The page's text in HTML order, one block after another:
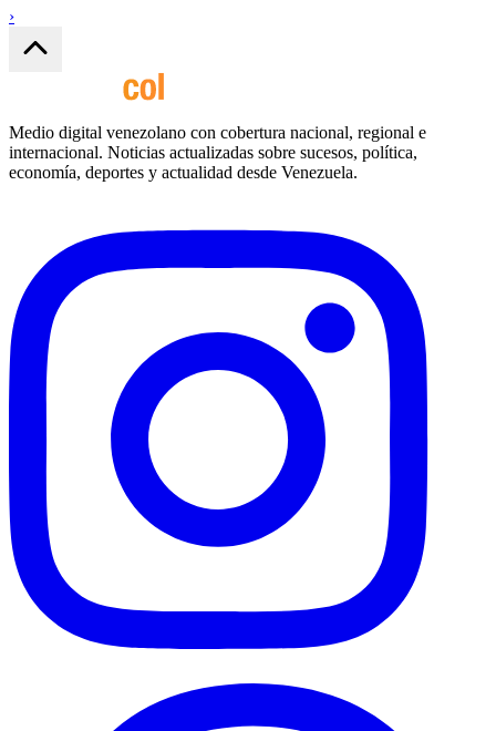
›
Medio digital venezolano con cobertura nacional, regional e
internacional. Noticias actualizadas sobre sucesos, política,
economía, deportes y actualidad desde Venezuela.